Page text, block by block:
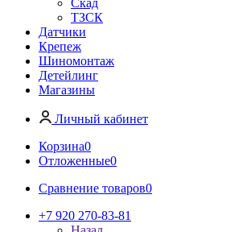
Скад
ТЗСК
Датчики
Крепеж
Шиномонтаж
Детейлинг
Магазины
Личный кабинет
Корзина0
Отложенные0
Сравнение товаров0
+7 920 270-83-81